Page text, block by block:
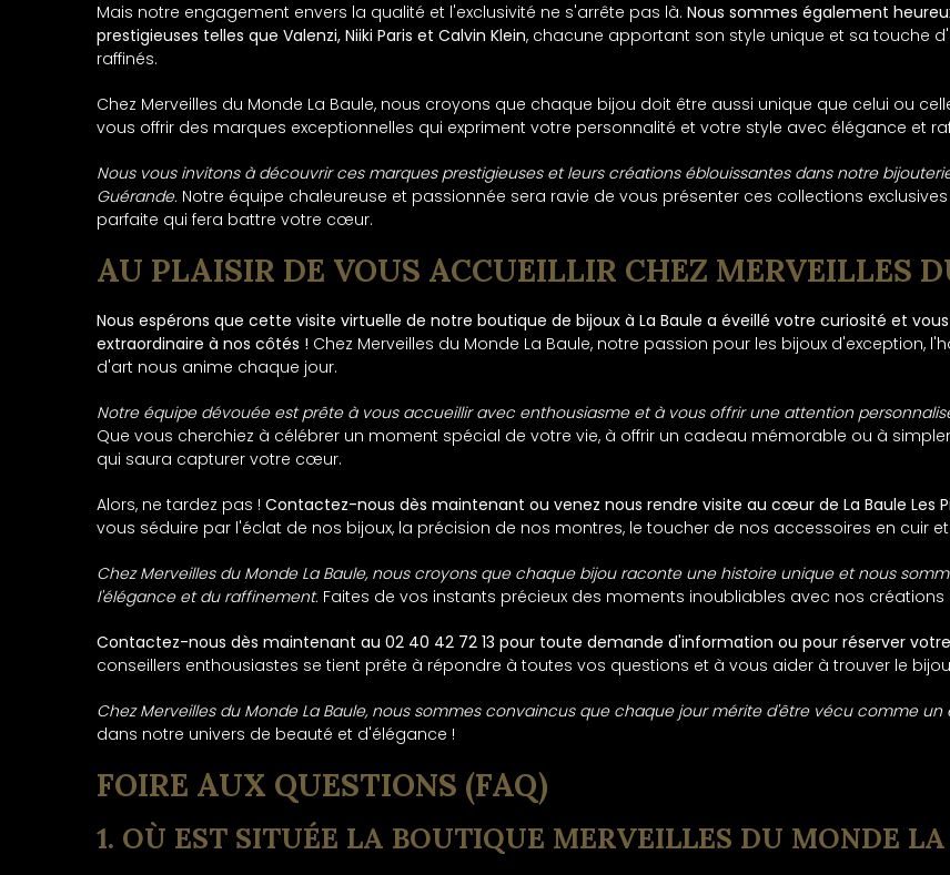
Mais notre engagement envers la qualité et l'exclusivité ne s'arrête pas là. Nous sommes également
prestigieuses telles que Valenzi, Niiki Paris et Calvin Klein, chacune apportant son style unique et sa touche
raffinés.
Chez Merveilles du Monde La Baule, nous croyons que chaque bijou doit être aussi unique que celui ou
vous offrir des marques exceptionnelles qui expriment votre personnalité et votre style avec élégance et
Nous vous invitons à découvrir ces marques prestigieuses et leurs créations éblouissantes dans notre
Guérande. Notre équipe chaleureuse et passionnée sera ravie de vous présenter ces collections
parfaite qui fera battre votre cœur.
AU PLAISIR DE VOUS ACCUEILLIR CHEZ MERVEILLES
Nous espérons que cette visite virtuelle de notre boutique de bijoux à La Baule a éveillé votre curiosité et
extraordinaire à nos côtés ! Chez Merveilles du Monde La Baule, notre passion pour les bijoux d'exception,
d'art nous anime chaque jour.
Notre équipe dévouée est prête à vous accueillir avec enthousiasme et à vous offrir une attention
Que vous cherchiez à célébrer un moment spécial de votre vie, à offrir un cadeau mémorable ou à
qui saura capturer votre cœur.
Alors, ne tardez pas ! Contactez-nous dès maintenant ou venez nous rendre visite au cœur de La Baule Les
vous séduire par l'éclat de nos bijoux, la précision de nos montres, le toucher de nos accessoires en cuir
Chez Merveilles du Monde La Baule, nous croyons que chaque bijou raconte une histoire unique et nous
l'élégance et du raffinement. Faites de vos instants précieux des moments inoubliables avec nos créations
Contactez-nous dès maintenant au 02 40 42 72 13 pour toute demande d'information ou pour réserver
conseillers enthousiastes se tient prête à répondre à toutes vos questions et à vous aider à trouver le
Chez Merveilles du Monde La Baule, nous sommes convaincus que chaque jour mérite d'être vécu comme un
dans notre univers de beauté et d'élégance !
FOIRE AUX QUESTIONS (FAQ)
1. OÙ EST SITUÉE LA BOUTIQUE MERVEILLES DU MONDE